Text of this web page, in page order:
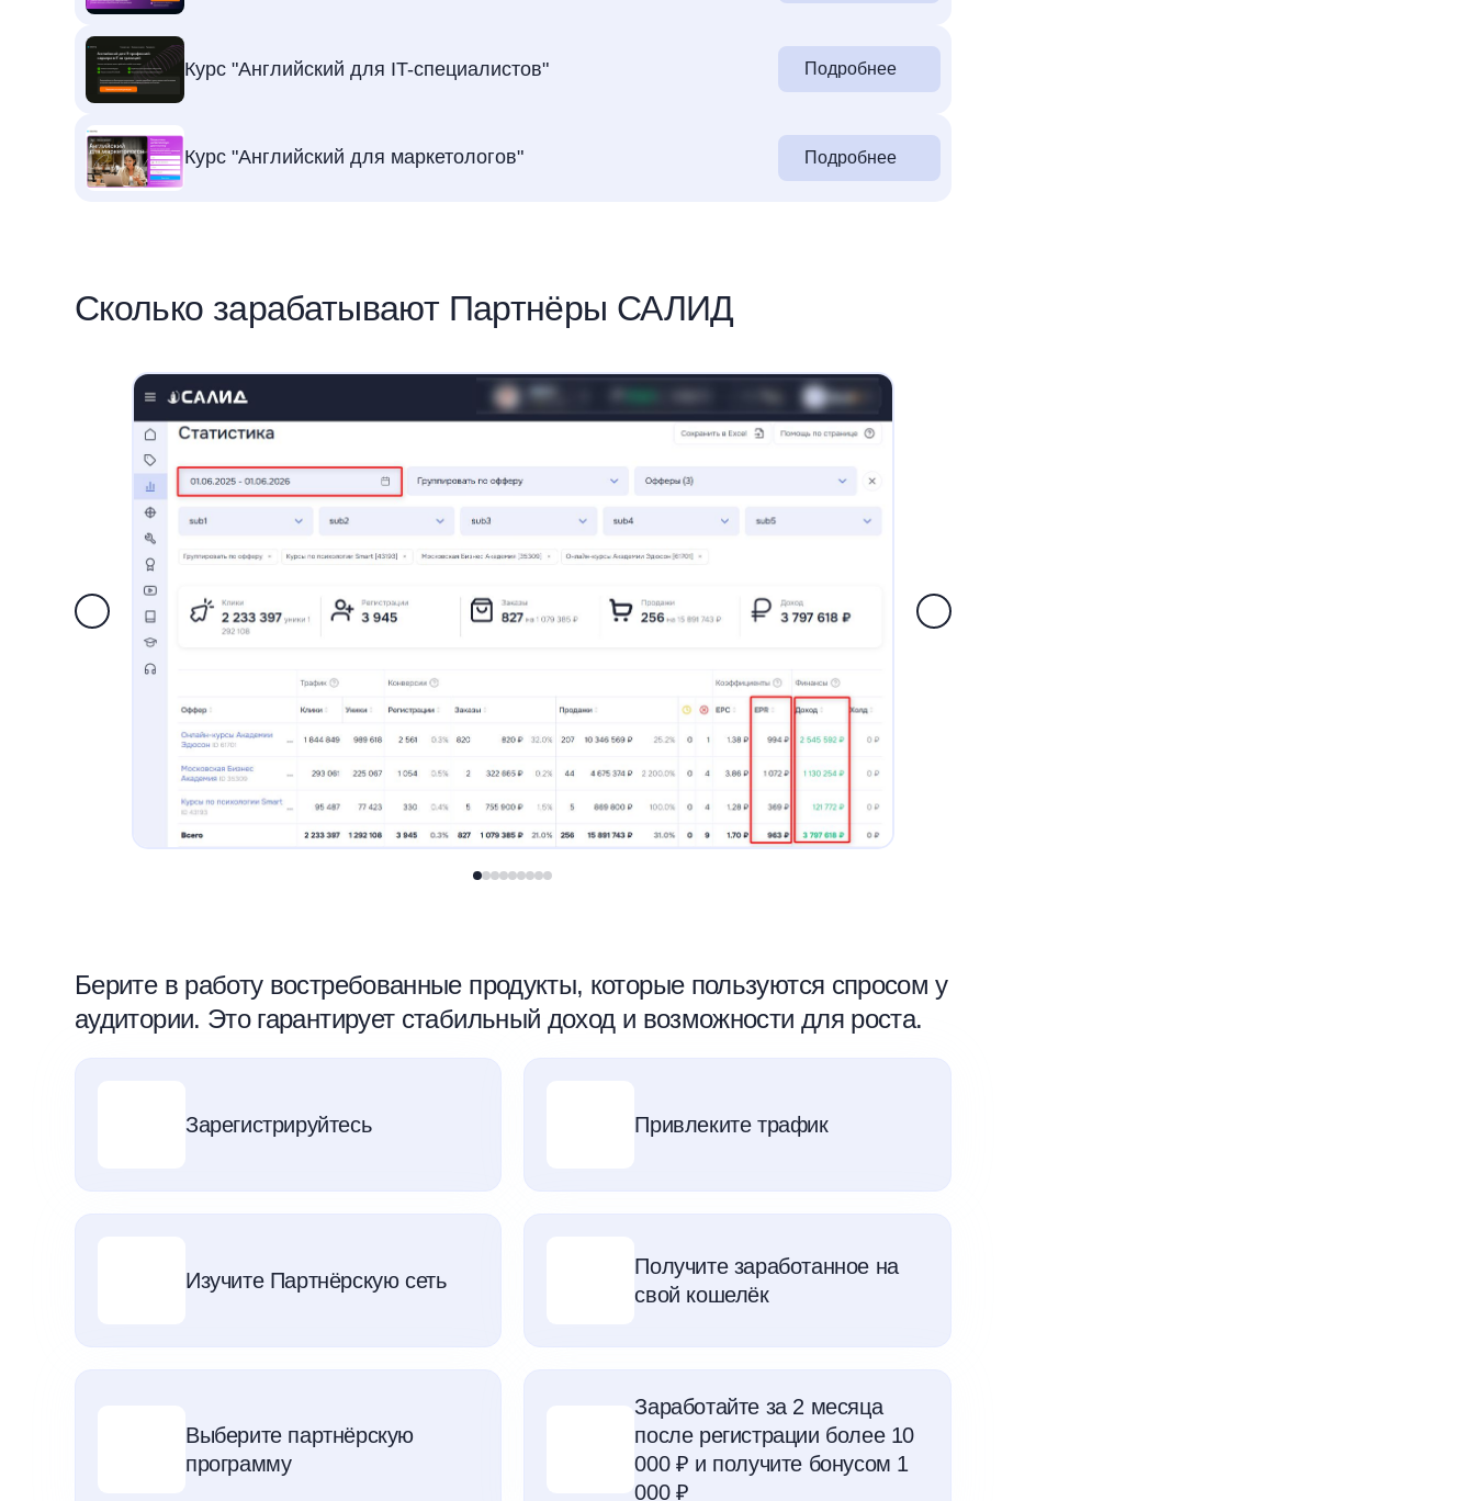
Курс "Английский для IT-специалистов" Подробнее
Курс "Английский для маркетологов" Подробнее
Сколько зарабатывают Партнёры САЛИД
Берите в работу востребованные продукты, которые пользуются спросом у
аудитории. Это гарантирует стабильный доход и возможности для роста.
Зарегистрируйтесь
Изучите Партнёрскую сеть
Выберите партнёрскую
программу
Привлеките трафик
Получите заработанное на
свой кошелёк
Заработайте за 2 месяца
после регистрации более 10
000 ₽ и получите бонусом 1
000 ₽